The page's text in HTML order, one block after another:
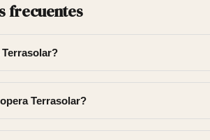
frecuentes
Terrasolar?
Terrasolar?